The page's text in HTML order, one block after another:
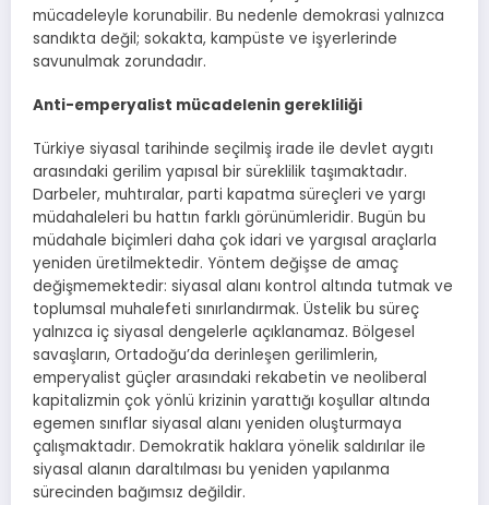
mücadeleyle korunabilir. Bu nedenle demokrasi yalnızca
sandıkta değil; sokakta, kampüste ve işyerlerinde
savunulmak zorundadır.
Anti-emperyalist mücadelenin gerekliliği
Türkiye siyasal tarihinde seçilmiş irade ile devlet aygıtı
arasındaki gerilim yapısal bir süreklilik taşımaktadır.
Darbeler, muhtıralar, parti kapatma süreçleri ve yargı
müdahaleleri bu hattın farklı görünümleridir. Bugün bu
müdahale biçimleri daha çok idari ve yargısal araçlarla
yeniden üretilmektedir. Yöntem değişse de amaç
değişmemektedir: siyasal alanı kontrol altında tutmak ve
toplumsal muhalefeti sınırlandırmak. Üstelik bu süreç
yalnızca iç siyasal dengelerle açıklanamaz. Bölgesel
savaşların, Ortadoğu’da derinleşen gerilimlerin,
emperyalist güçler arasındaki rekabetin ve neoliberal
kapitalizmin çok yönlü krizinin yarattığı koşullar altında
egemen sınıflar siyasal alanı yeniden oluşturmaya
çalışmaktadır. Demokratik haklara yönelik saldırılar ile
siyasal alanın daraltılması bu yeniden yapılanma
sürecinden bağımsız değildir.